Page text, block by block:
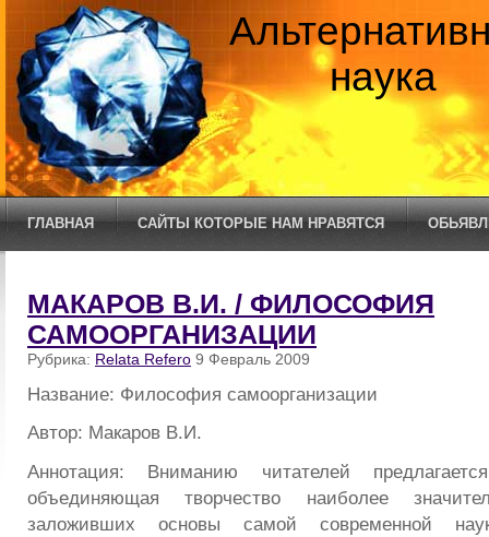
наука
ГЛАВНАЯ САЙТЫ КОТОРЫЕ НАМ НРАВЯТСЯ
МАКАРОВ В.И. / ФИЛОСОФИЯ
САМООРГАНИЗАЦИИ
Рубрика: Relata Refero 9 Февраль 2009
Название: Философия самоорганизации
Автор: Макаров В.И.
Аннотация: Вниманию читателей
объединяющая творчество наиболее
заложивших основы самой современной